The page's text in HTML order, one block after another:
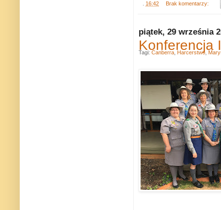
16:42 Brak komentarzy:
piątek, 29 września
Konferencja
Tagi: Canberra, Harcerstwo,